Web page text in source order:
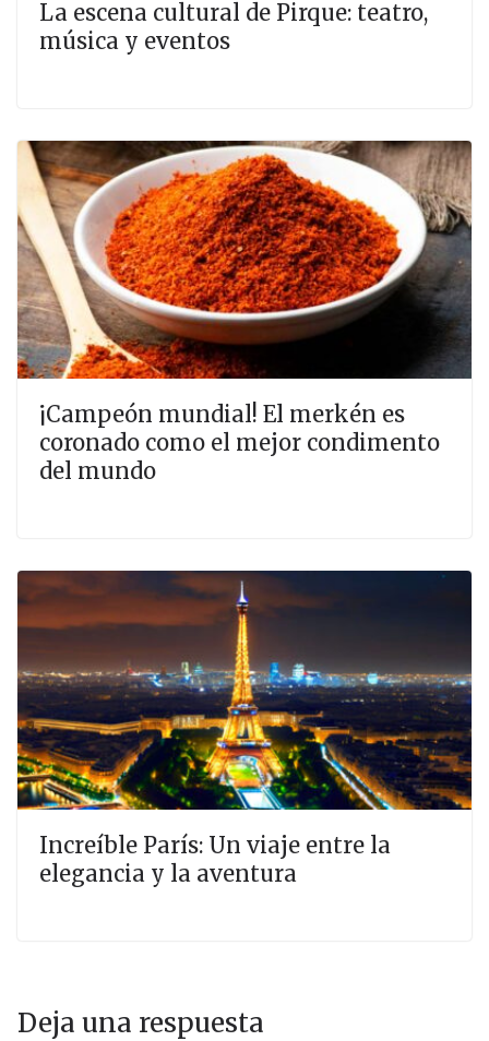
La escena cultural de Pirque: teatro,
música y eventos
¡Campeón mundial! El merkén es
coronado como el mejor condimento
del mundo
Increíble París: Un viaje entre la
elegancia y la aventura
Deja una respuesta